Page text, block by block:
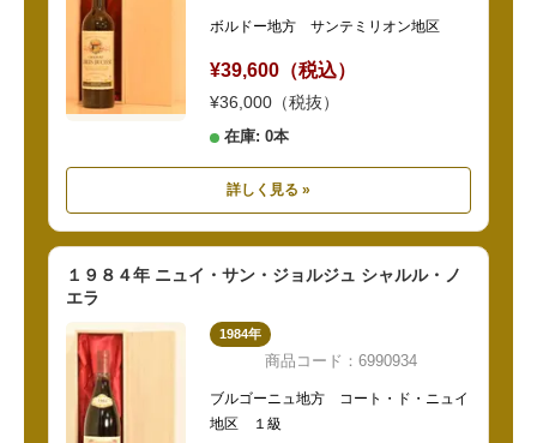
ボルドー地方 サンテミリオン地区
¥39,600（税込）
¥36,000（税抜）
在庫: 0本
詳しく見る »
１９８４年 ニュイ・サン・ジョルジュ シャルル・ノ
エラ
1984年
商品コード：6990934
ブルゴーニュ地方 コート・ド・ニュイ
地区 １級